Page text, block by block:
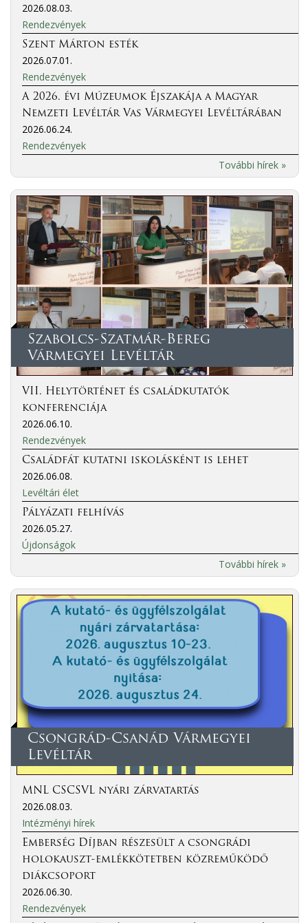
2026.08.03.
Rendezvények
Szent Márton esték
2026.07.01.
Rendezvények
A 2026. évi Múzeumok Éjszakája a Magyar
Nemzeti Levéltár Vas Vármegyei Levéltárában
2026.06.24.
Rendezvények
További hírek »
Szabolcs-Szatmár-Bereg
Vármegyei Levéltár
VII. Helytörténet és családkutatók
konferenciája
2026.06.10.
Rendezvények
Családfát kutatni iskolásként is lehet
2026.06.08.
Levéltári élet
Pályázati felhívás
2026.05.27.
Újdonságok
További hírek »
Csongrád-Csanád Vármegyei
Levéltár
MNL CSCSVL nyári zárvatartás
2026.08.03.
Intézményi hírek
Emberség Díjban részesült a csongrádi
holokauszt-emlékkötetben közreműködő
diákcsoport
2026.06.30.
Rendezvények